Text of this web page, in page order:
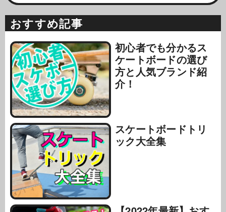
おすすめ記事
初心者でも分かるス
ケートボードの選び
方と人気ブランド紹
介！
スケートボードトリ
ック大全集